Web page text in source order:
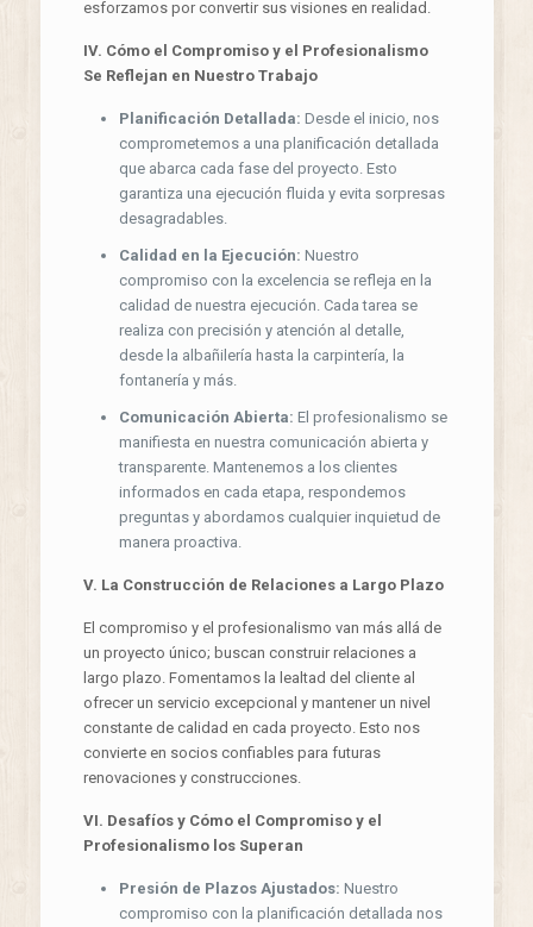
esforzamos por convertir sus visiones en realidad.
IV. Cómo el Compromiso y el Profesionalismo
Se Reflejan en Nuestro Trabajo
Planificación Detallada: Desde el inicio, nos
comprometemos a una planificación detallada
que abarca cada fase del proyecto. Esto
garantiza una ejecución fluida y evita sorpresas
desagradables.
Calidad en la Ejecución: Nuestro
compromiso con la excelencia se refleja en la
calidad de nuestra ejecución. Cada tarea se
realiza con precisión y atención al detalle,
desde la albañilería hasta la carpintería, la
fontanería y más.
Comunicación Abierta: El profesionalismo se
manifiesta en nuestra comunicación abierta y
transparente. Mantenemos a los clientes
informados en cada etapa, respondemos
preguntas y abordamos cualquier inquietud de
manera proactiva.
V. La Construcción de Relaciones a Largo Plazo
El compromiso y el profesionalismo van más allá de
un proyecto único; buscan construir relaciones a
largo plazo. Fomentamos la lealtad del cliente al
ofrecer un servicio excepcional y mantener un nivel
constante de calidad en cada proyecto. Esto nos
convierte en socios confiables para futuras
renovaciones y construcciones.
VI. Desafíos y Cómo el Compromiso y el
Profesionalismo los Superan
Presión de Plazos Ajustados: Nuestro
compromiso con la planificación detallada nos